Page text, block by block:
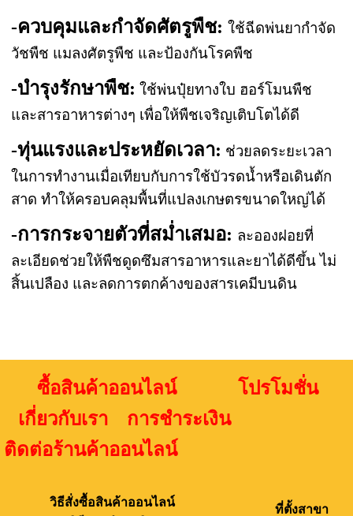
-ควบคุมและกำจัดศัตรูพืช: ใช้ฉีดพ่นยากำจัด
วัชพืช แมลงศัตรูพืช และป้องกันโรคพืช
-บำรุงรักษาพืช: ใช้พ่นปุ๋ยทางใบ ฮอร์โมนพืช
และสารอาหารต่างๆ เพื่อให้พืชเจริญเติบโตได้ดี
-ทุ่นแรงและประหยัดเวลา: ช่วยลดระยะเวลา
ในการทำงานเมื่อเทียบกับการใช้บัวรดน้ำหรือเดินตัก
สาด ทำให้ครอบคลุมพื้นที่แปลงเกษตรขนาดใหญ่ได้
-การกระจายตัวที่สม่ำเสมอ: ละอองฝอยที่
ละเอียดช่วยให้พืชดูดซึมสารอาหารและยาได้ดีขึ้น ไม่
สิ้นเปลือง และลดการตกค้างของสารเคมีบนดิน
ซื้อสินค้าออนไลน์ โปรโมชั่น
เกี่ยวกับเรา การชำระเงิน
ติดต่อร้านค้าออนไลน์
วิธีสั่งซื้อสินค้าออนไลน์
ที่ตั้งสาขา